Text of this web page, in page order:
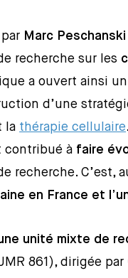
Marc Peschanski
recherche sur les
a ouvert ainsi un
d’une
la thérapie cellulaire
contribué à faire
recherche. C’est,
en France et
unité mixte de
861), dirigée par